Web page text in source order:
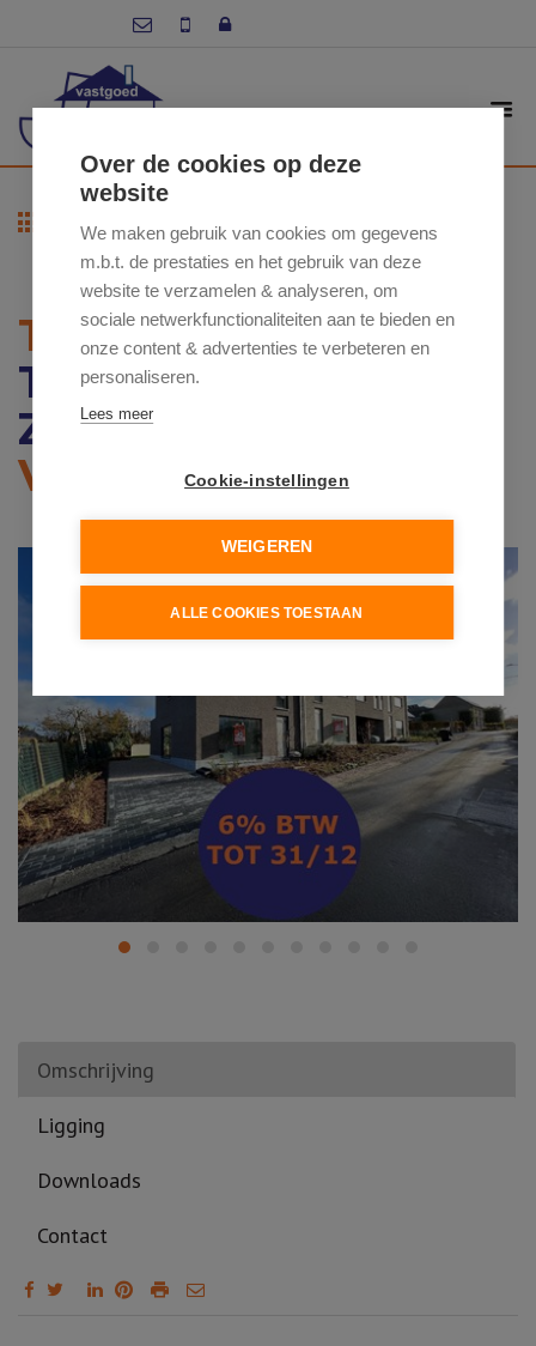
Terug naar overzicht
TEN DALE
TEN DALE 13, 9620
ZOTTEGEM
VERKOCHT
Omschrijving
Ligging
Downloads
Contact
Over de cookies op deze
website
We maken gebruik van cookies om gegevens
m.b.t. de prestaties en het gebruik van deze
website te verzamelen & analyseren, om
sociale netwerkfunctionaliteiten aan te bieden en
onze content & advertenties te verbeteren en
personaliseren.
Lees meer
Cookie-instellingen
WEIGEREN
ALLE COOKIES TOESTAAN